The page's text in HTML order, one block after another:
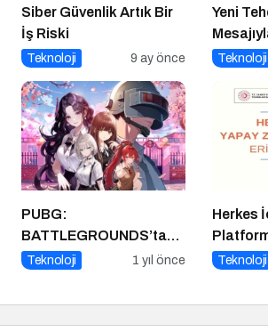
Siber Güvenlik Artık Bir
İş Riski
Teknoloji 9 ay önce
Yeni
Siber
Teknoloji
PUBG:
BATTLEGROUNDS’tan
1 Nisan Şakası
Teknoloji 1 yıl önce
Herkes
Teknoloji